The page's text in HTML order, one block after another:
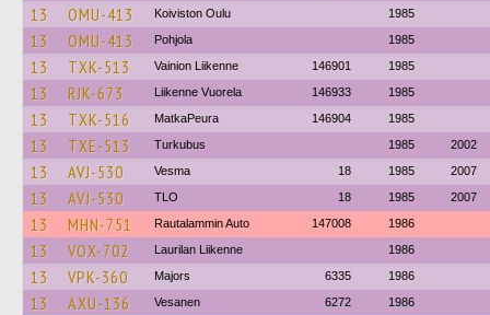
13 OMU-413 Koiviston Oulu 1985
13 OMU-413 Pohjola 1985
13 TXK-513 Vainion Liikenne 146901 1985
13 RJK-673 Liikenne Vuorela 146933 1985
13 TXK-516 MatkaPeura 146904 1985
13 TXE-513 Turkubus 1985 2002
13 AVJ-530 Vesma 18 1985 2007
13 AVJ-530 TLO 18 1985 2007
13 MHN-751 Rautalammin Auto 147008 1986
13 VOX-702 Laurilan Liikenne 1986
13 VPK-360 Majors 6335 1986
13 AXU-136 Vesanen 6272 1986